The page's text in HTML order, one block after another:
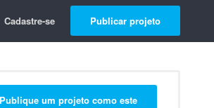
Cadastre-se Publicar projeto
Publique um projeto como este